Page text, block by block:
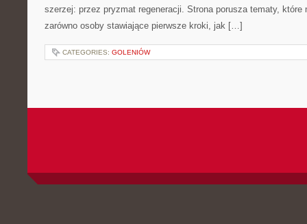
szerzej: przez pryzmat regeneracji. Strona porusza tematy, które
zarówno osoby stawiające pierwsze kroki, jak […]
CATEGORIES: GOLENIÓW